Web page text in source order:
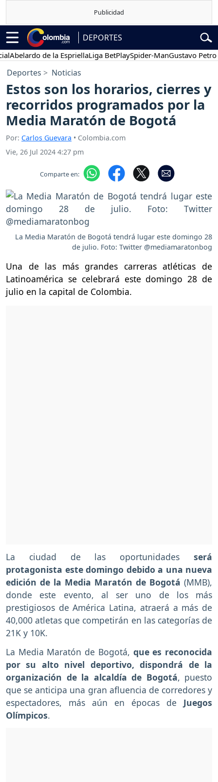
DEPORTES
de la EspriellaLiga BetPlaySpider-ManGustavo Petro
Deportes Noticias
Estos son los horarios, cierres y
recorridos programados por la
Media Maratón de Bogotá
Por: Carlos Guevara • Colombia.com
Vie, 26 Jul 2024 4:27 pm
Comparte en:
La Media Maratón de Bogotá tendrá lugar este domingo 28
de julio. Foto: Twitter @mediamaratonbog
Una de las más grandes carreras atléticas de
Latinoamérica se celebrará este domingo 28 de
julio en la capital de Colombia.
La ciudad de las oportunidades será
protagonista este domingo debido a una nueva
edición de la Media Maratón de Bogotá (MMB),
donde este evento, al ser uno de los más
prestigiosos de América Latina, atraerá a más de
40,000 atletas que competirán en las categorías de
21K y 10K.
La Media Maratón de Bogotá, que es reconocida
por su alto nivel deportivo, dispondrá de la
organización de la alcaldía de Bogotá, puesto
que se anticipa una gran afluencia de corredores y
espectadores, más aún en épocas de Juegos
Olímpicos.